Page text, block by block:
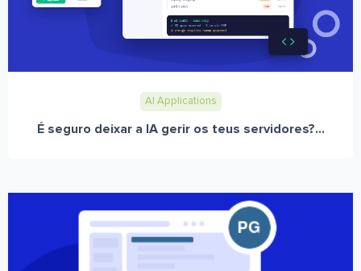
AI Applications
É seguro deixar a IA gerir os teus servidores?...